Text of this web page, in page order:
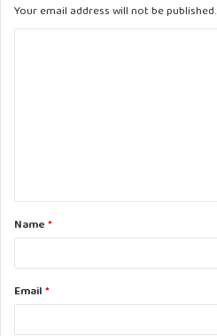
Your email address will not be published.
t
*Name *
Email *